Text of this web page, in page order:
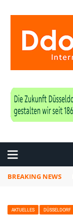
BREAKING NEWS
AKTUELLES DÜSSELDORF